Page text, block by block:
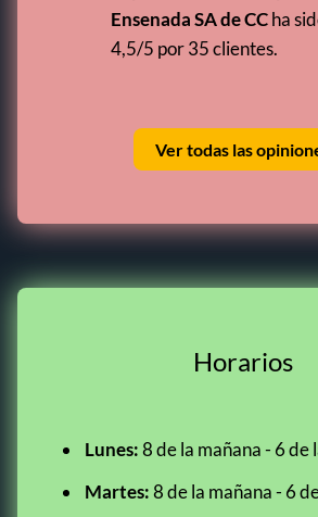
Ensenada SA de CCha
4,5/5 por 35 clientes.
Ver todas las
Horarios
Lunes:8 de la mañana - 6 de
Martes:8 de la mañana - 6